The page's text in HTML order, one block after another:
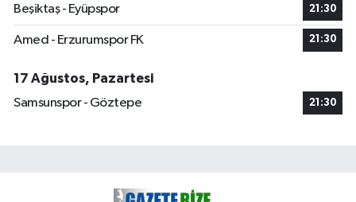
Beşiktaş - Eyüpspor 21:30
Amed - Erzurumspor FK 21:30
17 Ağustos, Pazartesi
Samsunspor - Göztepe
21:30